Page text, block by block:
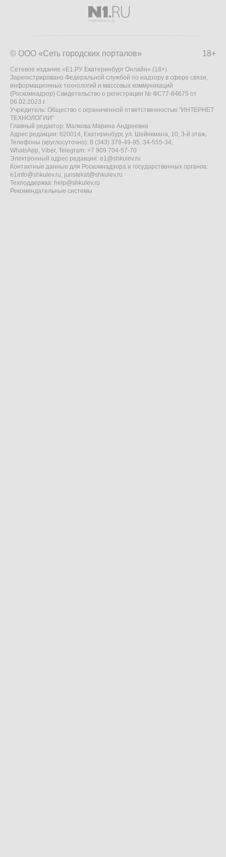
18+
© ООО «Сеть городских порталов»
Сетевое издание «Е1.РУ Екатеринбург Онлайн» (18+)
Зарегистрировано Федеральной службой по надзору в сфере связи,
информационных технологий и массовых коммуникаций
(Роскомнадзор) Свидетельство о регистрации № ФС77-84675 от
06.02.2023 г.
Учредитель: Общество с ограниченной ответственностью "ИНТЕРНЕТ
ТЕХНОЛОГИИ"
Главный редактор: Малкова Марина Андреевна
Адрес редакции: 620014, Екатеринбург, ул. Шейнкмана, 10, 3-й этаж,
Телефоны (круглосуточно): 8 (343) 379-49-95, 34-555-34,
WhatsApp, Viber, Telegram: +7 909 704-57-70
Электронный адрес редакции: e1@shkulev.ru
Контактные данные для Роскомнадзора и государственных органов:
e1info@shkulev.ru, juristekat@shkulev.ru
Техподдержка: help@shkulev.ru
Рекомендательные системы